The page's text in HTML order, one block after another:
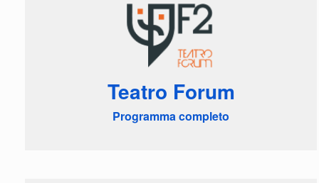
Teatro Forum
Programma completo